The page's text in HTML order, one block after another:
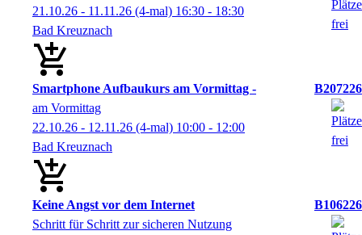
21.10.26 - 11.11.26 (4-mal) 16:30 - 18:30
Bad Kreuznach
Smartphone Aufbaukurs am Vormittag -
B207226
am Vormittag
22.10.26 - 12.11.26 (4-mal) 10:00 - 12:00
Bad Kreuznach
Keine Angst vor dem Internet
B106226
Schritt für Schritt zur sicheren Nutzung